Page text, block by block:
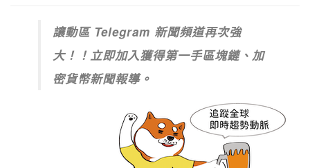
讓動區 Telegram 新聞頻道再次強
大！！立即加入獲得第一手區塊鏈、加
密貨幣新聞報導。